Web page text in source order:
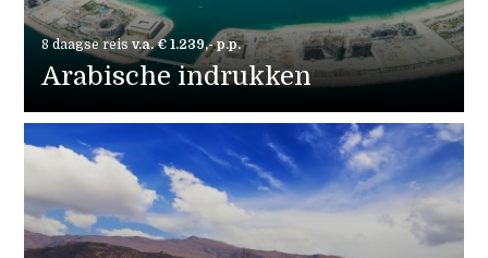
8 daagse reisv.a. € 1.239,- p.p.
Arabische indrukken